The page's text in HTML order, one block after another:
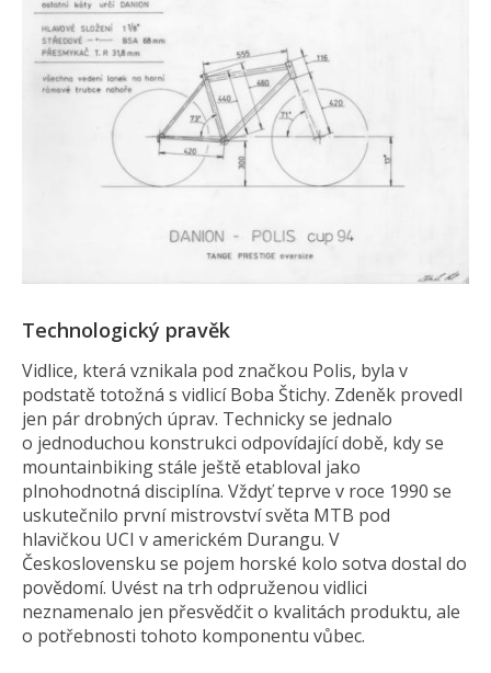
Technologický pravěk
Vidlice, která vznikala pod značkou Polis, byla v
podstatě totožná s vidlicí Boba Štichy. Zdeněk provedl
jen pár drobných úprav. Technicky se jednalo
o jednoduchou konstrukci odpovídající době, kdy se
mountainbiking stále ještě etabloval jako
plnohodnotná disciplína. Vždyť teprve v roce 1990 se
uskutečnilo první mistrovství světa MTB pod
hlavičkou UCI v americkém Durangu. V
Československu se pojem horské kolo sotva dostal do
povědomí. Uvést na trh odpruženou vidlici
neznamenalo jen přesvědčit o kvalitách produktu, ale
o potřebnosti tohoto komponentu vůbec.